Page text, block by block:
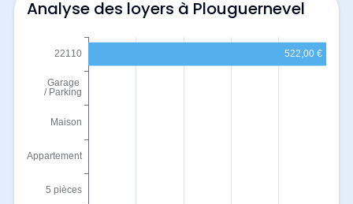
Analyse des loyers à Plouguernevel